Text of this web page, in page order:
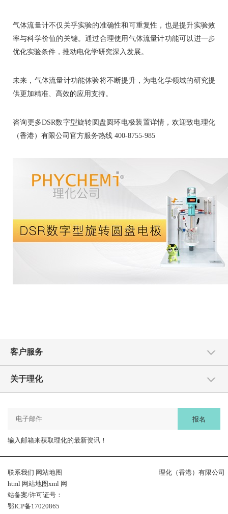
气体流量计不仅关乎实验的准确性和可重复性，也是提升实验效
率与科学价值的关键。通过合理使用气体流量计功能可以进一步
优化实验条件，推动电化学研究深入发展。
未来，气体流量计功能体验将不断提升，为电化学领域的研究提
供更加精准、高效的应用支持。
咨询更多DSR数字型旋转圆盘圆环电极装置详情，欢迎致电理化
（香港）有限公司官方服务热线 400-8755-985
客户服务
关于理化
报名
输入邮箱来获取理化的最新资讯！
联系我们 网站地图
html 网站地图xml 网
站备案/许可证号：
鄂ICP备17020865
理化（香港）有限公司